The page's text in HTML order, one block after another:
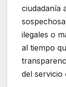
ciudadanía
ilegales o
al tiempo
del servicio